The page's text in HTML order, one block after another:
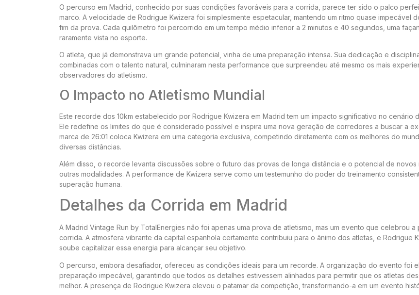
O percurso em Madrid, conhecido por suas condições favoráveis para a corrida, parece ter sido o palco
marco. A velocidade de Rodrigue Kwizera foi simplesmente espetacular, mantendo um ritmo quase impecável
fim da prova. Cada quilômetro foi percorrido em um tempo médio inferior a 2 minutos e 40 segundos, uma
raramente vista no esporte.
O atleta, que já demonstrava um grande potencial, vinha de uma preparação intensa. Sua dedicação e
combinadas com o talento natural, culminaram nesta performance que surpreendeu até mesmo os mais
observadores do atletismo.
O Impacto no Atletismo Mundial
Este recorde dos 10km estabelecido por Rodrigue Kwizera em Madrid tem um impacto significativo no cenário
Ele redefine os limites do que é considerado possível e inspira uma nova geração de corredores a buscar a
marca de 26:01 coloca Kwizera em uma categoria exclusiva, competindo diretamente com os melhores do
diversas distâncias.
Além disso, o recorde levanta discussões sobre o futuro das provas de longa distância e o potencial de novos
outras modalidades. A performance de Kwizera serve como um testemunho do poder do treinamento
superação humana.
Detalhes da Corrida em Madrid
A Madrid Vintage Run by TotalEnergies não foi apenas uma prova de atletismo, mas um evento que celebrou a
corrida. A atmosfera vibrante da capital espanhola certamente contribuiu para o ânimo dos atletas, e Rodrigue
soube capitalizar essa energia para alcançar seu objetivo.
O percurso, embora desafiador, ofereceu as condições ideais para um recorde. A organização do evento foi
preparação impecável, garantindo que todos os detalhes estivessem alinhados para permitir que os atletas
melhor. A presença de Rodrigue Kwizera elevou o patamar da competição, transformando-a em um evento